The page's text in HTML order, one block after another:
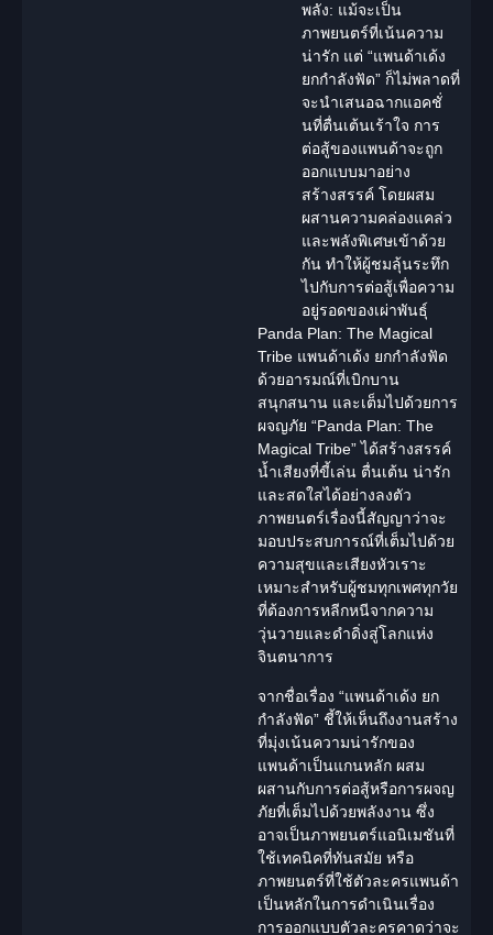
พลัง: แม้จะเป็น
ภาพยนตร์ที่เน้นความ
น่ารัก แต่ “แพนด้าเด้ง
ยกกำลังฟัด” ก็ไม่พลาดที่
จะนำเสนอฉากแอคชั่
นที่ตื่นเต้นเร้าใจ การ
ต่อสู้ของแพนด้าจะถูก
ออกแบบมาอย่าง
สร้างสรรค์ โดยผสม
ผสานความคล่องแคล่ว
และพลังพิเศษเข้าด้วย
กัน ทำให้ผู้ชมลุ้นระทึก
ไปกับการต่อสู้เพื่อความ
อยู่รอดของเผ่าพันธุ์
Panda Plan: The Magical
Tribe แพนด้าเด้ง ยกกำลังฟัด
ด้วยอารมณ์ที่เบิกบาน
สนุกสนาน และเต็มไปด้วยการ
ผจญภัย “Panda Plan: The
Magical Tribe” ได้สร้างสรรค์
น้ำเสียงที่ขี้เล่น ตื่นเต้น น่ารัก
และสดใสได้อย่างลงตัว
ภาพยนตร์เรื่องนี้สัญญาว่าจะ
มอบประสบการณ์ที่เต็มไปด้วย
ความสุขและเสียงหัวเราะ
เหมาะสำหรับผู้ชมทุกเพศทุกวัย
ที่ต้องการหลีกหนีจากความ
วุ่นวายและดำดิ่งสู่โลกแห่ง
จินตนาการ
จากชื่อเรื่อง “แพนด้าเด้ง ยก
กำลังฟัด” ชี้ให้เห็นถึงงานสร้าง
ที่มุ่งเน้นความน่ารักของ
แพนด้าเป็นแกนหลัก ผสม
ผสานกับการต่อสู้หรือการผจญ
ภัยที่เต็มไปด้วยพลังงาน ซึ่ง
อาจเป็นภาพยนตร์แอนิเมชันที่
ใช้เทคนิคที่ทันสมัย หรือ
ภาพยนตร์ที่ใช้ตัวละครแพนด้า
เป็นหลักในการดำเนินเรื่อง
การออกแบบตัวละครคาดว่าจะ